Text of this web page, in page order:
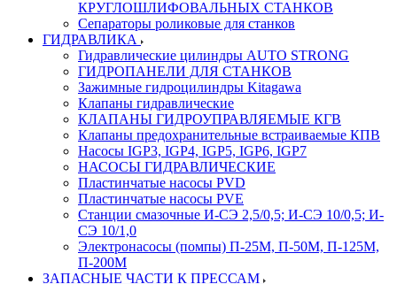
КРУГЛОШЛИФОВАЛЬНЫХ СТАНКОВ
Сепараторы роликовые для станков
ГИДРАВЛИКА
Гидравлические цилиндры AUTO STRONG
ГИДРОПАНЕЛИ ДЛЯ СТАНКОВ
Зажимные гидроцилиндры Kitagawa
Клапаны гидравлические
КЛАПАНЫ ГИДРОУПРАВЛЯЕМЫЕ КГВ
Клапаны предохранительные встраиваемые КПВ
Насосы IGP3, IGP4, IGP5, IGP6, IGP7
НАСОСЫ ГИДРАВЛИЧЕСКИЕ
Пластинчатые насосы PVD
Пластинчатые насосы PVE
Станции смазочные И-СЭ 2,5/0,5; И-СЭ 10/0,5; И-
СЭ 10/1,0
Электронасосы (помпы) П-25М, П-50М, П-125М,
П-200М
ЗАПАСНЫЕ ЧАСТИ К ПРЕССАМ